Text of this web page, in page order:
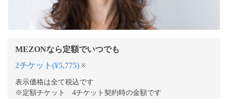
MEZONなら定額でいつでも
2チケット(¥5,775) ※
表示価格は全て税込です
※定額チケット 4チケット契約時の金額です